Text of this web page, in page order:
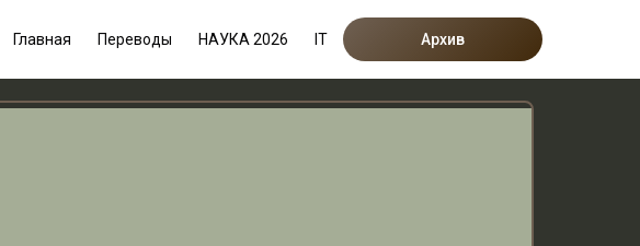
Главная Переводы НАУКА 2026 IT Архив